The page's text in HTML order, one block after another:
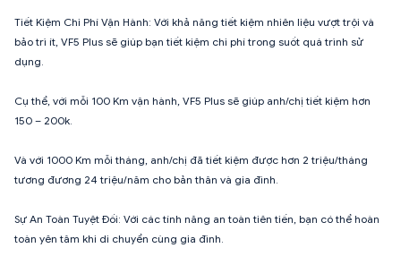
Tiết Kiệm Chi Phí Vận Hành: Với khả năng tiết kiệm nhiên liệu vượt trội và
bảo trì ít, VF5 Plus sẽ giúp bạn tiết kiệm chi phí trong suốt quá trình sử
dụng.
Cụ thể, với mỗi 100 Km vận hành, VF5 Plus sẽ giúp anh/chị tiết kiệm hơn
150 – 200k.
Và với 1000 Km mỗi tháng, anh/chị đã tiết kiệm được hơn 2 triệu/tháng
tương đương 24 triệu/năm cho bản thân và gia đình.
Sự An Toàn Tuyệt Đối: Với các tính năng an toàn tiên tiến, bạn có thể hoàn
toàn yên tâm khi di chuyển cùng gia đình.